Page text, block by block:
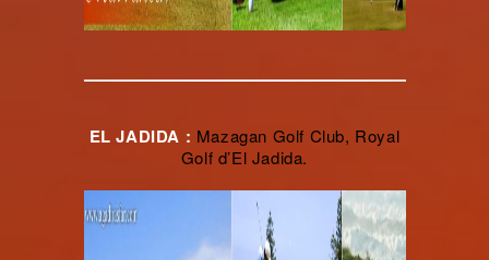
EL JADIDA : Mazagan Golf Club, Royal
Golf d’El Jadida.